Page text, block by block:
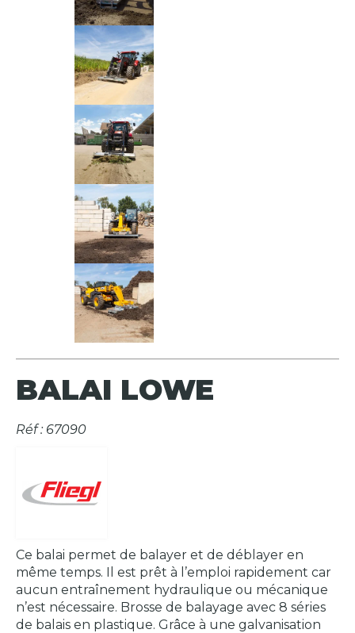
BALAI LOWE
Réf : 67090
Ce balai permet de balayer et de déblayer en
même temps. Il est prêt à l’emploi rapidement car
aucun entraînement hydraulique ou mécanique
n’est nécessaire. Brosse de balayage avec 8 séries
de balais en plastique. Grâce à une galvanisation